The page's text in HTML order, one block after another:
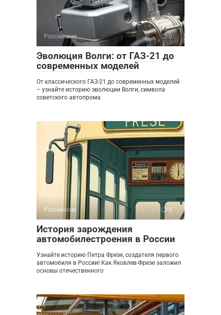
Российские 0
Эволюция Волги: от ГАЗ-21 до
современных моделей
От классического ГАЗ-21 до современных моделей
– узнайте историю эволюции Волги, символа
советского автопрома
Российские 0
История зарождения
автомобилестроения в России
Узнайте историю Петра Фрезе, создателя первого
автомобиля в России! Как Яковлев-Фрезе заложил
основы отечественного